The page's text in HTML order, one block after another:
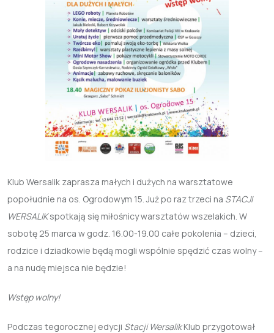
Klub Wersalik zaprasza małych i dużych na warsztatowe
popołudnie na os. Ogrodowym 15. Już po raz trzeci na STACJI
WERSALIKspotkają się miłośnicy warsztatów wszelakich. W
sobotę 25 marca w godz. 16.00-19.00 całe pokolenia – dzieci,
rodzice i dziadkowie będą mogli wspólnie spędzić czas wolny –
a na nudę miejsca nie będzie!
Wstęp wolny!
Podczas tegorocznej edycji Stacji WersalikKlub przygotował